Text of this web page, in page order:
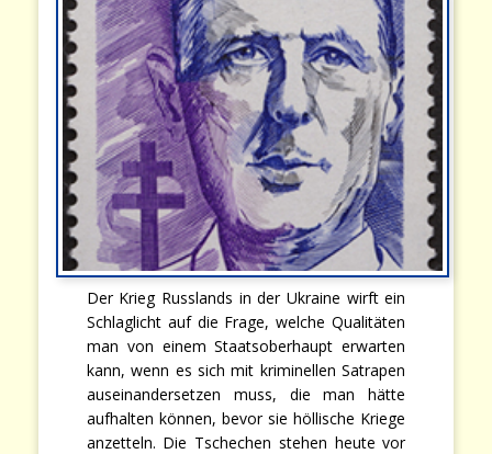
Der Krieg Russlands in der Ukraine wirft ein
Schlaglicht auf die Frage, welche Qualitäten
man von einem Staatsoberhaupt erwarten
kann, wenn es sich mit kriminellen Satrapen
auseinandersetzen muss, die man hätte
aufhalten können, bevor sie höllische Kriege
anzetteln. Die Tschechen stehen heute vor